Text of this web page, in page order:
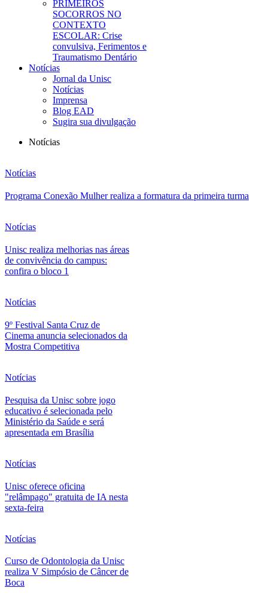
PRIMEIROS
SOCORROS NO
CONTEXTO
ESCOLAR: Crise
convulsiva, Ferimentos e
Traumatismo Dentário
Notícias
Jornal da Unisc
Notícias
Imprensa
Blog EAD
Sugira sua divulgação
Notícias
Notícias
Programa Conexão Mulher realiza a formatura da primeira turma
Notícias
Unisc realiza melhorias nas áreas
de convivência do campus:
confira o bloco 1
Notícias
9º Festival Santa Cruz de
Cinema anuncia selecionados da
Mostra Competitiva
Notícias
Pesquisa da Unisc sobre jogo
educativo é selecionada pelo
Ministério da Saúde e será
apresentada em Brasília
Notícias
Unisc oferece oficina
"relâmpago" gratuita de IA nesta
sexta-feira
Notícias
Curso de Odontologia da Unisc
realiza V Simpósio de Câncer de
Boca